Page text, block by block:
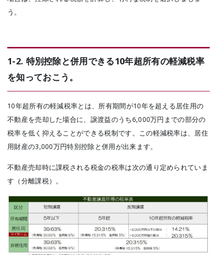
う。
1-2. 特別控除と併用できる10年超所有の軽減税率
を知っておこう。
10年超所有の軽減税率とは、 所有期間が10年を超える居住用の
不動産を売却した場合に、譲渡益のうち6,000万円までの部分の
税率を低く抑えることができる税制です。 この軽減税率は、居住
用財産の3,000万円特別控除と併用が出来ます。
不動産売却時に課税される税金の税率は次の通り定められていま
す（分離課税）。